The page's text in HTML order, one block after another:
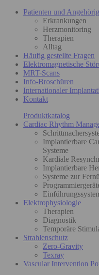
Patienten und
Erkrankungen
Herzmonitoring
Therapien
Alltag
Häufig gestellte Fragen
Elektromagnetische
MRT-Scans
Info-Broschüren
Internationaler
Kontakt
Produktkatalog
Cardiac Rhythm
Implantierbare
Systeme
Kardiale
Implantierbare
Systeme zur
Elektrophysiologie
Therapien
Diagnostik
Temporäre
Strahlenschutz
Zero-Gravity
Texray
Vascular Intervention